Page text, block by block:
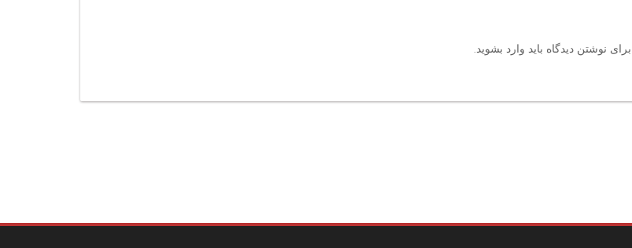
برای نوشتن دیدگاه باید وارد بشوید